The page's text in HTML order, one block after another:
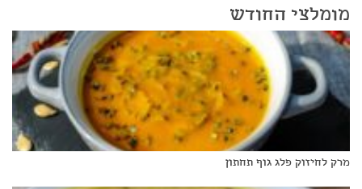
מומלצי החודש
מרק לחיזוק פלג גוף תחתון